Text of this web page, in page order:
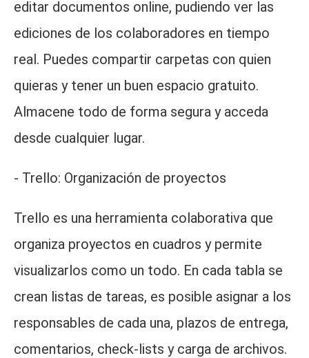
editar documentos online, pudiendo ver las
ediciones de los colaboradores en tiempo
real. Puedes compartir carpetas con quien
quieras y tener un buen espacio gratuito.
Almacene todo de forma segura y acceda
desde cualquier lugar.
- Trello: Organización de proyectos
Trello es una herramienta colaborativa que
organiza proyectos en cuadros y permite
visualizarlos como un todo. En cada tabla se
crean listas de tareas, es posible asignar a los
responsables de cada una, plazos de entrega,
comentarios, check-lists y carga de archivos.